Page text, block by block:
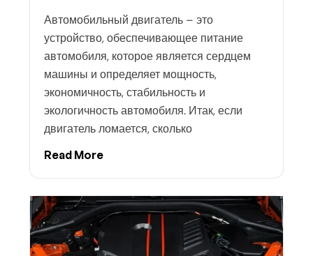
Автомобильный двигатель – это
устройство, обеспечивающее питание
автомобиля, которое является сердцем
машины и определяет мощность,
экономичность, стабильность и
экологичность автомобиля. Итак, если
двигатель ломается, сколько
Read More